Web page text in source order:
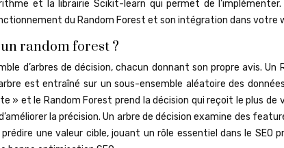
et la librairie Scikit-learn qui permet de
du Random Forest et son intégration dans votre
random forest ?
d’arbres de décision, chacun donnant son propre avis.
est entraîné sur un sous-ensemble aléatoire des
» et le Random Forest prend la décision qui reçoit le plus de
la précision. Un arbre de décision examine des
une valeur cible, jouant un rôle essentiel dans le SEO